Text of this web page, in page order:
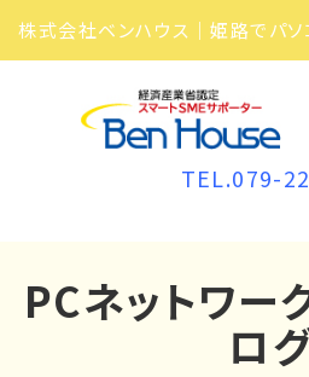
TEL.079-
PCネットワー
ロ